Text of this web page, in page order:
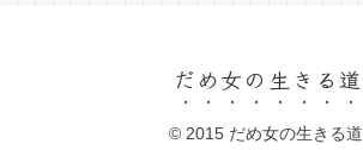
だめ女の生きる道
© 2015 だめ女の生きる道.